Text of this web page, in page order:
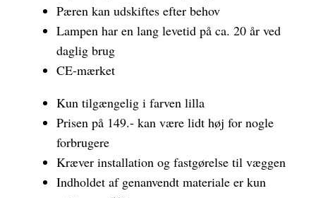
Pæren kan udskiftes efter behov
Lampen har en lang levetid på ca. 20 år ved
daglig brug
CE-mærket
Kun tilgængelig i farven lilla
Prisen på 149.- kan være lidt høj for nogle
forbrugere
Kræver installation og fastgørelse til væggen
Indholdet af genanvendt materiale er kun